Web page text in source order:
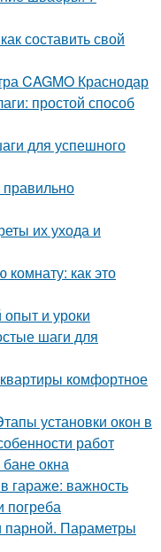
составить свой
CAGMO Краснодар
простой способ
для успешного
правильно
их ухода и
как это
и уроки
шаги для
комфортное
установки окон в
работ
окна
гараже: важность
погреба
парной. Параметры